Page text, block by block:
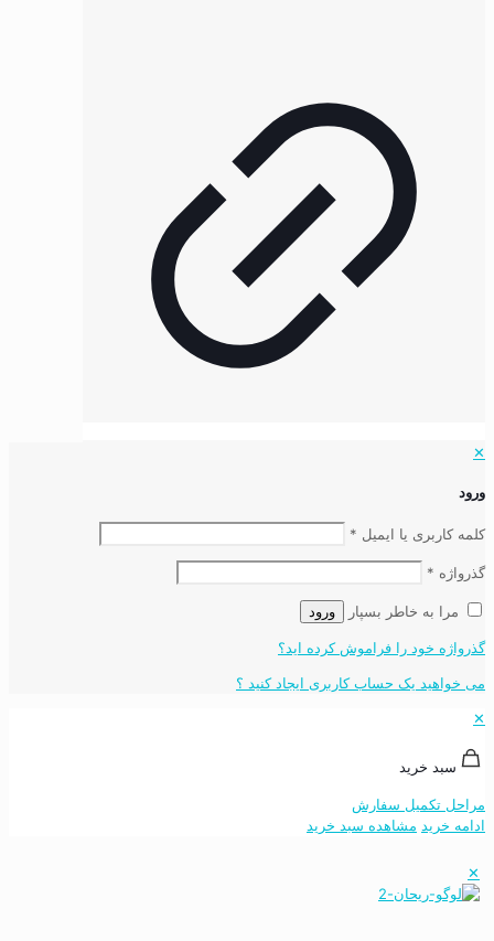
✕
ورود
کلمه کاربری یا ایمیل *
گذرواژه *
مرا به خاطر بسپار ورود
گذرواژه خود را فراموش کرده اید؟
می خواهید یک حساب کاربری ایجاد کنید ؟
✕
سبد خرید
مراحل تکمیل سفارش
ادامه خرید مشاهده سبد خرید
✕